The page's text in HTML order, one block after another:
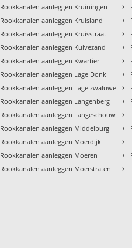
Rookkanalen aanleggen Kruiningen
Rookkanalen aanleggen Kruisland
Rookkanalen aanleggen Kruisstraat
Rookkanalen aanleggen Kuivezand
Rookkanalen aanleggen Kwartier
Rookkanalen aanleggen Lage Donk
Rookkanalen aanleggen Lage zwaluwe
Rookkanalen aanleggen Langenberg
Rookkanalen aanleggen Langeschouw
Rookkanalen aanleggen Middelburg
Rookkanalen aanleggen Moerdijk
Rookkanalen aanleggen Moeren
Rookkanalen aanleggen Moerstraten
›
›
›
›
›
›
›
›
›
›
›
›
›